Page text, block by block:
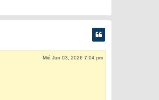
Mié Jun 03, 2026 7:04 pm